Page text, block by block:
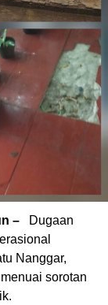
–
Dugaan
Nanggar,
sorotan